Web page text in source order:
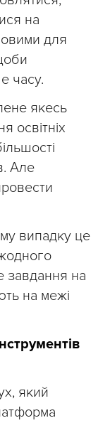
на
для
часу.
якесь
освітніх
Але
випадку це
завдання на
на межі
який